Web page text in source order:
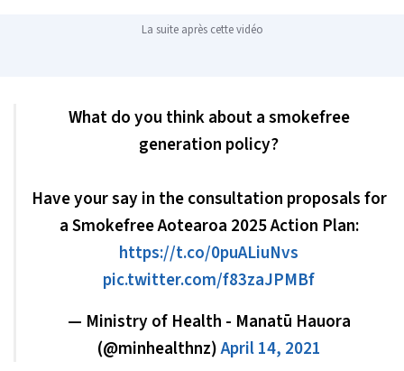
La suite après cette vidéo
What do you think about a smokefree
generation policy?
Have your say in the consultation proposals for
a Smokefree Aotearoa 2025 Action Plan:
https://t.co/0puALiuNvs
pic.twitter.com/f83zaJPMBf
— Ministry of Health - Manatū Hauora
(@minhealthnz)April 14, 2021